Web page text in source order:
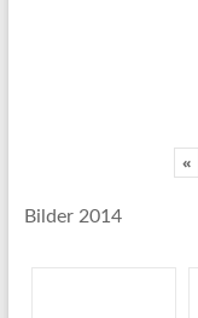
«
Bilder 2014